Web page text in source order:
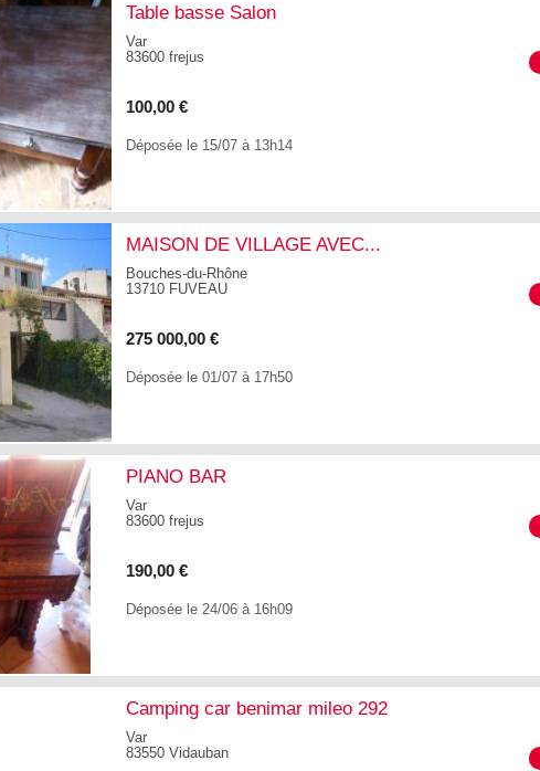
Table basse Salon
Var
83600 frejus
100,00 €
Déposée le 15/07 à 13h14
MAISON DE VILLAGE AVEC...
Bouches-du-Rhône
13710 FUVEAU
275 000,00 €
Déposée le 01/07 à 17h50
PIANO BAR
Var
83600 frejus
190,00 €
Déposée le 24/06 à 16h09
Camping car benimar mileo 292
Var
83550 Vidauban